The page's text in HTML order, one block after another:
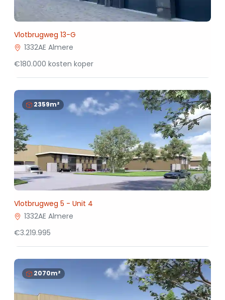
Vlotbrugweg 13-G
1332AE Almere
€180.000 kosten koper
2359m²
Vlotbrugweg 5 - Unit 4
1332AE Almere
€3.219.995
2070m²